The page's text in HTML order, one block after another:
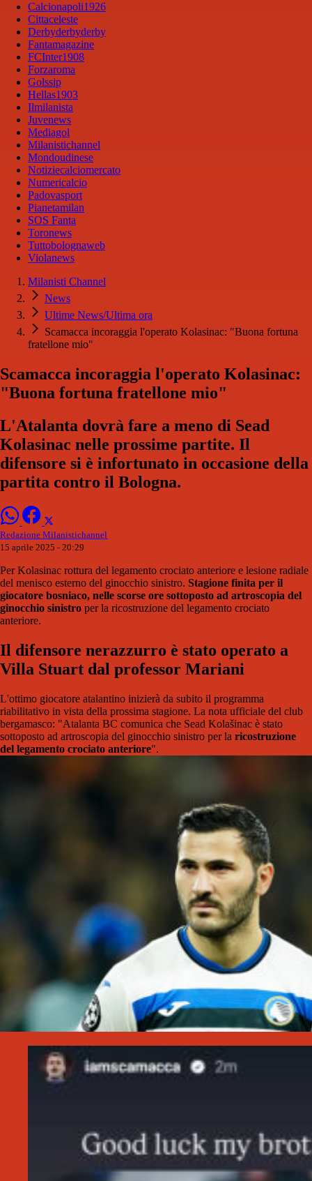
Calcionapoli1926
Cittaceleste
Derbyderbyderby
Fantamagazine
FCInter1908
Forzaroma
Golssip
Hellas1903
Ilmilanista
Juvenews
Mediagol
Milanistichannel
Mondoudinese
Notiziecalciomercato
Numericalcio
Padovasport
Pianetamilan
SOS Fanta
Toronews
Tuttobolognaweb
Violanews
Milanisti Channel
News
Ultime News/Ultima ora
Scamacca incoraggia l'operato Kolasinac: "Buona fortuna
fratellone mio"
Scamacca incoraggia l'operato Kolasinac:
"Buona fortuna fratellone mio"
L'Atalanta dovrà fare a meno di Sead
Kolasinac nelle prossime partite. Il
difensore si è infortunato in occasione della
partita contro il Bologna.
Redazione Milanistichannel
15 aprile 2025 - 20:29
Per Kolasinac rottura del legamento crociato anteriore e lesione radiale
del menisco esterno del ginocchio sinistro. Stagione finita per il
giocatore bosniaco, nelle scorse ore sottoposto ad artroscopia del
ginocchio sinistro per la ricostruzione del legamento crociato
anteriore.
Il difensore nerazzurro è stato operato a
Villa Stuart dal professor Mariani
L'ottimo giocatore atalantino inizierà da subito il programma
riabilitativo in vista della prossima stagione. La nota ufficiale del club
bergamasco: "Atalanta BC comunica che Sead Kolašinac è stato
sottoposto ad artroscopia del ginocchio sinistro per la ricostruzione
del legamento crociato anteriore".